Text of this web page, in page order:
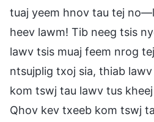
tuaj yeem hnov tau tej
heev lawm! Tib neeg tsis
lawv tsis muaj feem nrog
ntsujplig txoj sia, thiab
kom tswj tau lawv tus
Qhov kev txeeb kom tswj